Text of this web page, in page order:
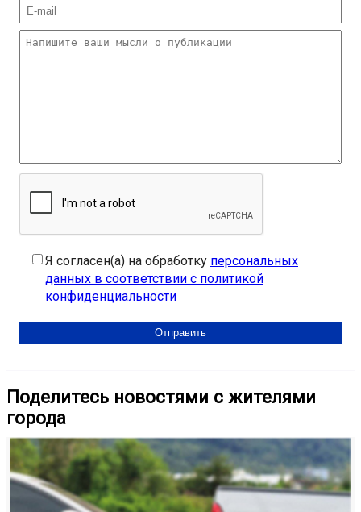
Я согласен(а) на обработку персональных
данных в соответствии с политикой
конфиденциальности
Поделитесь новостями с жителями
города